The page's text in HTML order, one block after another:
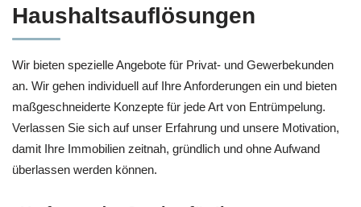
Haushaltsauflösungen
Wir bieten spezielle Angebote für Privat- und Gewerbekunden
an. Wir gehen individuell auf Ihre Anforderungen ein und bieten
maßgeschneiderte Konzepte für jede Art von Entrümpelung.
Verlassen Sie sich auf unser Erfahrung und unsere Motivation,
damit Ihre Immobilien zeitnah, gründlich und ohne Aufwand
überlassen werden können.